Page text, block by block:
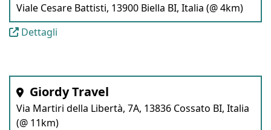
Viale Cesare Battisti, 13900 Biella BI, Italia (@ 4km)
Dettagli
Giordy Travel
Via Martiri della Libertà, 7A, 13836 Cossato BI, Italia
(@ 11km)